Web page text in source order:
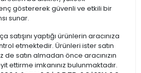
göstererek güvenli ve etkili bir
sunar.
satışını yaptığı ürünlerin aracınıza
etmektedir. Ürünleri ister satın
de satın almadan önce aracınızın
ettirme imkanınız bulunmaktadır.